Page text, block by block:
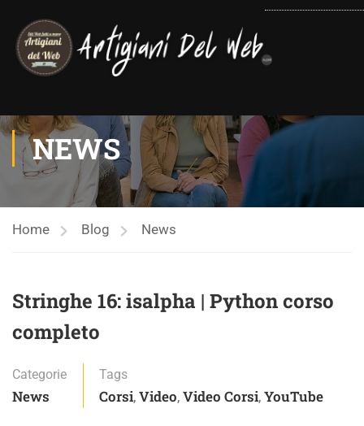
NEWS
Home Blog News
Stringhe 16: isalpha | Python corso
completo
Categorie
News
Tags
Corsi, Video, Video Corsi, YouTube